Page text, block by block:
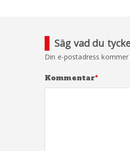
Säg vad du
Din e-postadress kommer
Kommentar*